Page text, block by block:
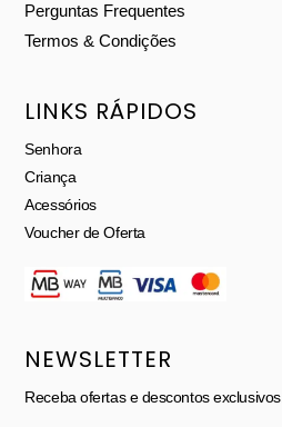
Perguntas Frequentes
Termos & Condições
LINKS RÁPIDOS
Senhora
Criança
Acessórios
Voucher de Oferta
NEWSLETTER
Receba ofertas e descontos exclusivos.